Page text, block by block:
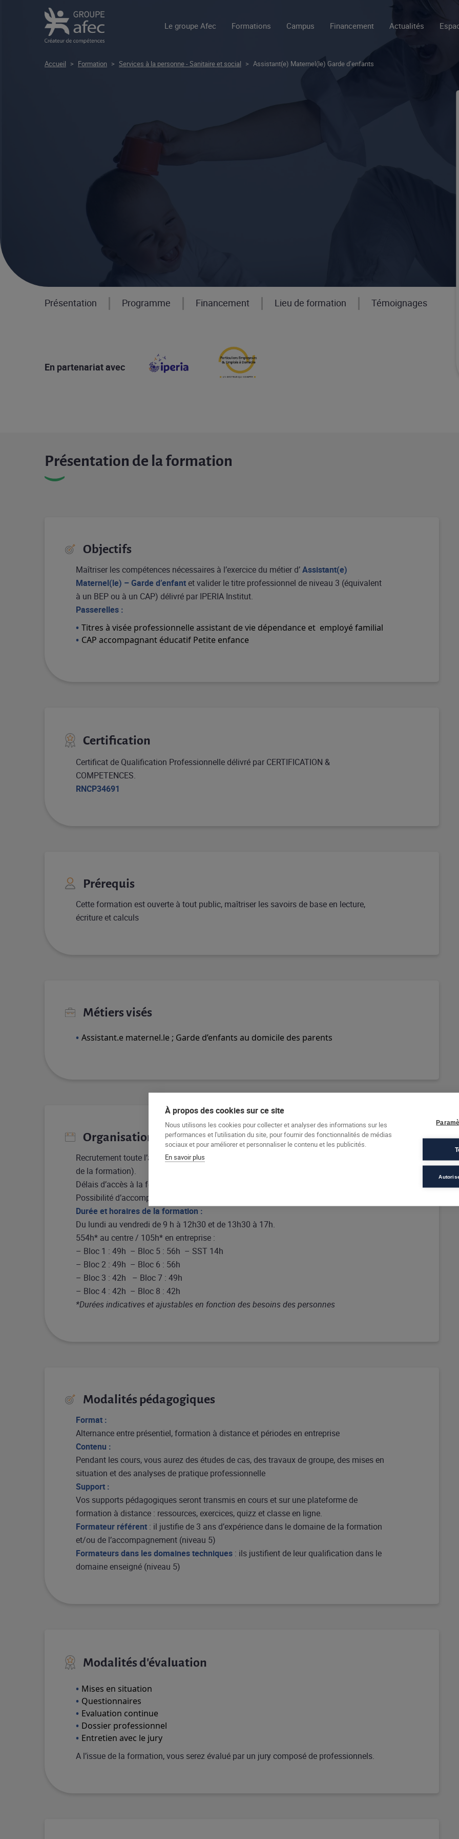
Le groupe Afec Formations Campus Financement Actualités
Accueil > Formation > Services à la personne - Sanitaire et social > Assistant(e) Maternel(le) Garde d’enfants
Présentation Programme Financement Lieu de formation Témoignages
En partenariat avec
Présentation de la formation
Objectifs
Maîtriser les compétences nécessaires à l’exercice du métier d’Assistant(e)
Maternel(le) – Garde d’enfantet valider le titre professionnel de niveau 3 (équivalent
à un BEP ou à un CAP) délivré par IPERIA Institut.
Passerelles :
Titres à visée professionnelle assistant de vie dépendance et employé familial
CAP accompagnant éducatif Petite enfance
Certification
Certificat de Qualification Professionnelle délivré par CERTIFICATION &
COMPETENCES.
RNCP34691
Prérequis
Cette formation est ouverte à tout public, maîtriser les savoirs de base en lecture,
écriture et calculs
Métiers visés
Assistant.e maternel.le ; Garde d’enfants au domicile des parents
Organisation pédagogique
Recrutement toute l’année – Un positionnement (Dossier, Tests et entretiens en amont
de la formation).
Délais d’accès à la formation : sur demande.
Possibilité d’accompagnement VAE.
Durée et horaires de la formation :
Du lundi au vendredi de 9 h à 12h30 et de 13h30 à 17h.
554h* au centre / 105h* en entreprise :
– Bloc 1 : 49h – Bloc 5 : 56h – SST 14h
– Bloc 2 : 49h – Bloc 6 : 56h
– Bloc 3 : 42h – Bloc 7 : 49h
– Bloc 4 : 42h – Bloc 8 : 42h
*Durées indicatives et ajustables en fonction des besoins des personnes
Modalités pédagogiques
Format :
Alternance entre présentiel, formation à distance et périodes en entreprise
Contenu :
Pendant les cours, vous aurez des études de cas, des travaux de groupe, des mises en
situation et des analyses de pratique professionnelle
Support :
Vos supports pédagogiques seront transmis en cours et sur une plateforme de
formation à distance : ressources, exercices, quizz et classe en ligne.
Formateur référent : il justifie de 3 ans d’expérience dans le domaine de la formation
et/ou de l’accompagnement (niveau 5)
Formateurs dans les domaines techniques : ils justifient de leur qualification dans le
domaine enseigné (niveau 5)
Modalités d'évaluation
Mises en situation
Questionnaires
Evaluation continue
Dossier professionnel
Entretien avec le jury
A l’issue de la formation, vous serez évalué par un jury composé de professionnels.
À propos des cookies sur ce site
Nous utilisons les cookies pour collecter et analyser des informations sur les
performances et l'utilisation du site, pour fournir des fonctionnalités de médias
sociaux et pour améliorer et personnaliser le contenu et les publicités.
En savoir plus